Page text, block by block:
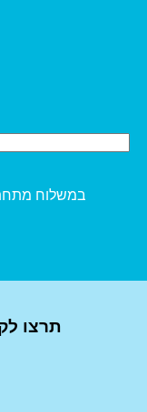
תרצו